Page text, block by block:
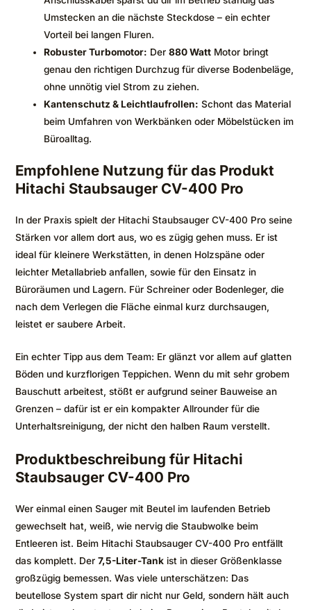
Umstecken an die nächste Steckdose – ein echter
Vorteil bei langen Fluren.
Robuster Turbomotor: Der880 Watt Motor bringt
genau den richtigen Durchzug für diverse Bodenbeläge,
ohne unnötig viel Strom zu ziehen.
Kantenschutz & Leichtlaufrollen: Schont das Material
beim Umfahren von Werkbänken oder Möbelstücken im
Büroalltag.
Empfohlene Nutzung für das Produkt
Hitachi Staubsauger CV-400 Pro
In der Praxis spielt der Hitachi Staubsauger CV-400 Pro seine
Stärken vor allem dort aus, wo es zügig gehen muss. Er ist
ideal für kleinere Werkstätten, in denen Holzspäne oder
leichter Metallabrieb anfallen, sowie für den Einsatz in
Büroräumen und Lagern. Für Schreiner oder Bodenleger, die
nach dem Verlegen die Fläche einmal kurz durchsaugen,
leistet er saubere Arbeit.
Ein echter Tipp aus dem Team: Er glänzt vor allem auf glatten
Böden und kurzflorigen Teppichen. Wenn du mit sehr grobem
Bauschutt arbeitest, stößt er aufgrund seiner Bauweise an
Grenzen – dafür ist er ein kompakter Allrounder für die
Unterhaltsreinigung, der nicht den halben Raum verstellt.
Produktbeschreibung für Hitachi
Staubsauger CV-400 Pro
Wer einmal einen Sauger mit Beutel im laufenden Betrieb
gewechselt hat, weiß, wie nervig die Staubwolke beim
Entleeren ist. Beim Hitachi Staubsauger CV-400 Pro entfällt
das komplett. Der 7,5-Liter-Tank ist in dieser Größenklasse
großzügig bemessen. Was viele unterschätzen: Das
beutellose System spart dir nicht nur Geld, sondern hält auch